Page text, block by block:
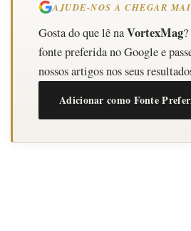
AJUDE-NOS A CHEGAR
Gosta do que lê naVortexMag
fonte preferida no Google e
nossos artigos nos seus
Adicionar como Fonte